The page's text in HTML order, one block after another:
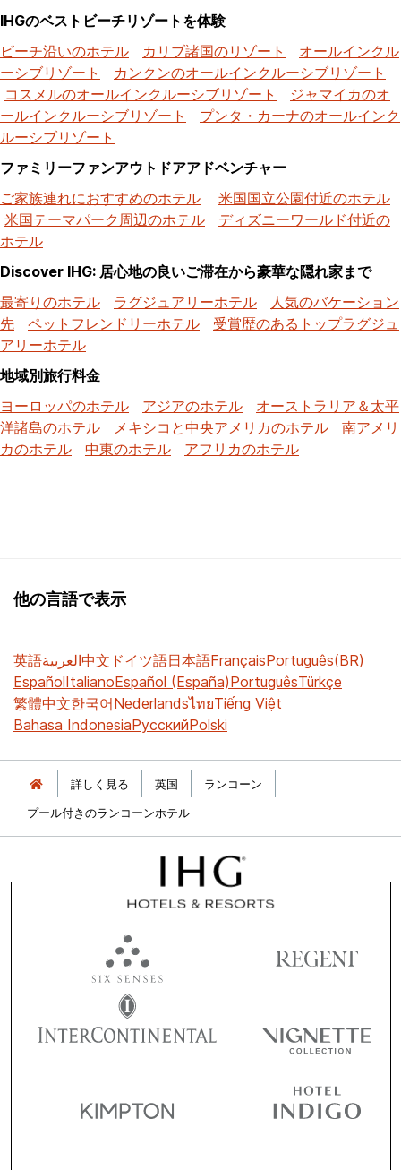
IHGのベストビーチリゾートを体験
ビーチ沿いのホテル
カリブ諸国のリゾート
オールインクル
ーシブリゾート
カンクンのオールインクルーシブリゾート
コスメルのオールインクルーシブリゾート
ジャマイカのオ
ールインクルーシブリゾート
プンタ・カーナのオールインク
ルーシブリゾート
ファミリーファンアウトドアアドベンチャー
ご家族連れにおすすめのホテル
米国国立公園付近のホテル
米国テーマパーク周辺のホテル
ディズニーワールド付近の
ホテル
Discover IHG: 居心地の良いご滞在から豪華な隠れ家まで
最寄りのホテル
ラグジュアリーホテル
人気のバケーション
先
ペットフレンドリーホテル
受賞歴のあるトップラグジュ
アリーホテル
地域別旅行料金
ヨーロッパのホテル
アジアのホテル
オーストラリア＆太平
洋諸島のホテル
メキシコと中央アメリカのホテル
南アメリ
カのホテル
中東のホテル アフリカのホテル
他の言語で表示
英語العربية中文 ドイツ語日本語FrançaisPortuguês(BR)
EspañolItalianoEspañol (España)PortuguêsTürkçe
繁體中文한국어NederlandsไทยTiếng Việt
Bahasa IndonesiaРусскийPolski
詳しく見る 英国
ランコーン
プール付きのランコーンホテル